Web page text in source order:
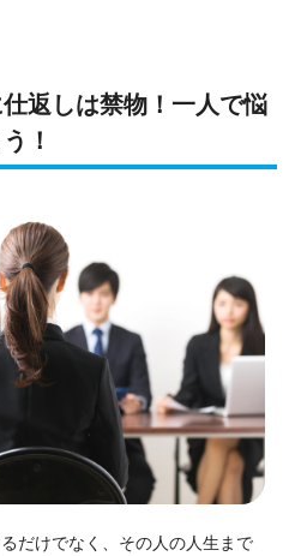
返しは禁物！一人で悩
！
だけでなく、その人の人生まで